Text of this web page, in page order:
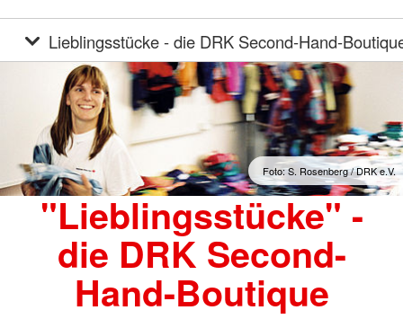
Lieblingsstücke - die DRK Second-Hand-
Foto: S. Rosenberg / DRK e.V.
"Lieblingsstücke" -
die DRK Second-
Hand-Boutique